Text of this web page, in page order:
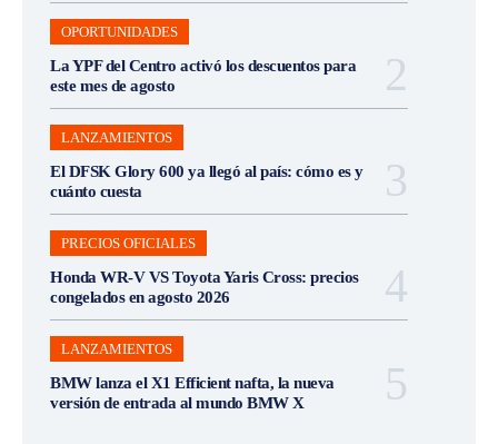
OPORTUNIDADES
La YPF del Centro activó los descuentos para
este mes de agosto
LANZAMIENTOS
El DFSK Glory 600 ya llegó al país: cómo es y
cuánto cuesta
PRECIOS OFICIALES
Honda WR-V VS Toyota Yaris Cross: precios
congelados en agosto 2026
LANZAMIENTOS
BMW lanza el X1 Efficient nafta, la nueva
versión de entrada al mundo BMW X